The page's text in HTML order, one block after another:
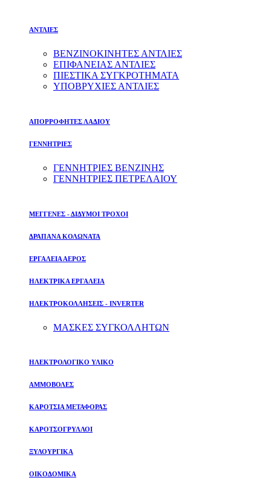
ΑΝΤΛΙΕΣ
ΒΕΝΖΙΝΟΚΙΝΗΤΕΣ ΑΝΤΛΙΕΣ
ΕΠΙΦΑΝΕΙΑΣ ΑΝΤΛΙΕΣ
ΠΙΕΣΤΙΚΑ ΣΥΓΚΡΟΤΗΜΑΤΑ
ΥΠΟΒΡΥΧΙΕΣ ΑΝΤΛΙΕΣ
ΑΠΟΡΡΟΦΗΤΕΣ ΛΑΔΙΟΥ
ΓΕΝΝΗΤΡΙΕΣ
ΓΕΝΝΗΤΡΙΕΣ ΒΕΝΖΙΝΗΣ
ΓΕΝΝΗΤΡΙΕΣ ΠΕΤΡΕΛΑΙΟΥ
ΜΕΓΓΕΝΕΣ - ΔΙΔΥΜΟΙ ΤΡΟΧΟΙ
ΔΡΑΠΑΝΑ ΚΟΛΩΝΑΤΑ
ΕΡΓΑΛΕΙΑ ΑΕΡΟΣ
ΗΛΕΚΤΡΙΚΑ ΕΡΓΑΛΕΙΑ
ΗΛΕΚΤΡΟΚΟΛΛΗΣΕΙΣ - INVERTER
ΜΑΣΚΕΣ ΣΥΓΚΟΛΛΗΤΩΝ
ΗΛΕΚΤΡΟΛΟΓΙΚΟ ΥΛΙΚΟ
ΑΜΜΟΒΟΛΕΣ
ΚΑΡΟΤΣΙΑ ΜΕΤΑΦΟΡΑΣ
ΚΑΡΟΤΣΟΓΡΥΛΛΟΙ
ΞΥΛΟΥΡΓΙΚΑ
ΟΙΚΟΔΟΜΙΚΑ